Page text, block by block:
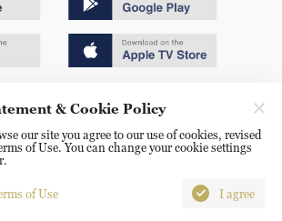
号
010-85061466
& Cookie Policy
our site you agree to our use of cookies, revised
of Use. You can change your cookie settings
of Use I agree